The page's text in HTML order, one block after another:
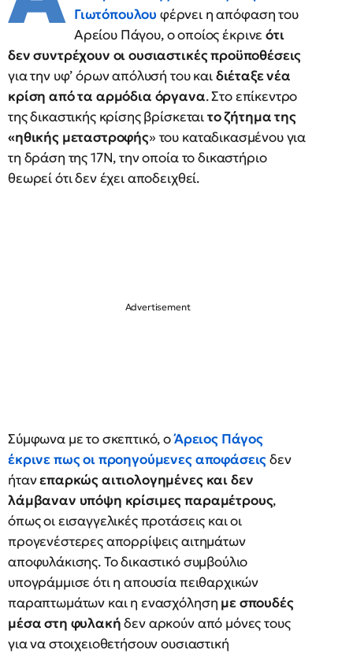
Γιωτόπουλου φέρνει η απόφαση του
Αρείου Πάγου, ο οποίος έκρινεότι
δεν συντρέχουν οι ουσιαστικές προϋποθέσεις
για την υφ’ όρων απόλυσή του καιδιέταξε νέα
κρίση από τα αρμόδια όργανα. Στο επίκεντρο
της δικαστικής κρίσης βρίσκεταιτο ζήτημα της
«ηθικής μεταστροφής» του καταδικασμένου για
τη δράση της 17Ν, την οποία το δικαστήριο
θεωρεί ότι δεν έχει αποδειχθεί.
Σύμφωνα με το σκεπτικό, οΆρειος Πάγος
έκρινε πωςοι προηγούμενες αποφάσειςδεν
ήτανεπαρκώς αιτιολογημένες και δεν
λάμβαναν υπόψη κρίσιμες παραμέτρους,
όπως οι εισαγγελικές προτάσεις και οι
προγενέστερες απορρίψεις αιτημάτων
αποφυλάκισης. Το δικαστικό συμβούλιο
υπογράμμισε ότι η απουσία πειθαρχικών
παραπτωμάτων και η ενασχόληση με σπουδές
μέσα στη φυλακήδεν αρκούν από μόνες τους
για να στοιχειοθετήσουν ουσιαστική